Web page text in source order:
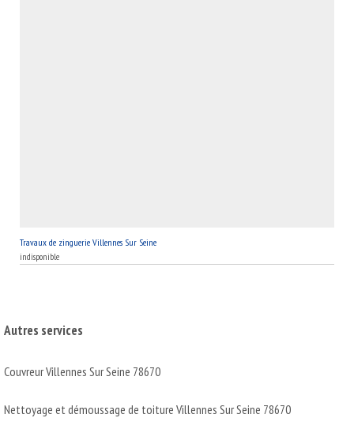
Travaux de zinguerie Villennes Sur Seine
indisponible
Autres services
Couvreur Villennes Sur Seine 78670
Nettoyage et démoussage de toiture Villennes Sur Seine 78670